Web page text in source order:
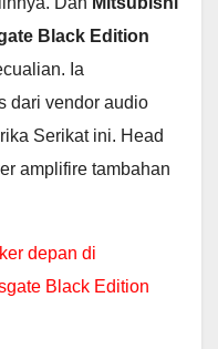
Black Edition
Ia
dari vendor audio
Serikat ini. Head
amplifire tambahan